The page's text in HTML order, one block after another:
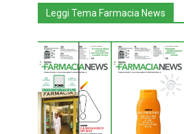
Leggi Tema Farmacia News